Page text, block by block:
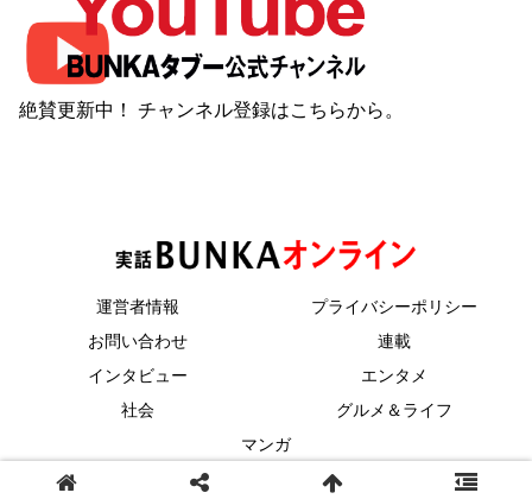
絶賛更新中！ チャンネル登録はこちらから。
運営者情報
プライバシーポリシー
お問い合わせ
連載
インタビュー
エンタメ
社会
グルメ＆ライフ
マンガ
© 2023 コアマガジン.